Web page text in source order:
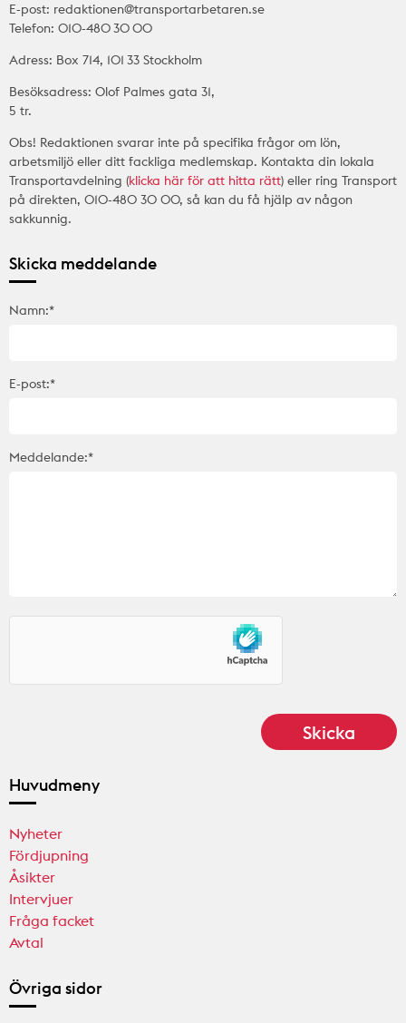
E-post: redaktionen@transportarbetaren.se
Telefon: 010-480 30 00
Adress: Box 714, 101 33 Stockholm
Besöksadress: Olof Palmes gata 31,
5 tr.
Obs! Redaktionen svarar inte på specifika frågor om lön,
arbetsmiljö eller ditt fackliga medlemskap. Kontakta din lokala
Transportavdelning (klicka här för att hitta rätt) eller ring Transport
på direkten, 010-480 30 00, så kan du få hjälp av någon
sakkunnig.
Skicka meddelande
Namn:*
E-post:*
Meddelande:*
Huvudmeny
Nyheter
Fördjupning
Åsikter
Intervjuer
Fråga facket
Avtal
Övriga sidor